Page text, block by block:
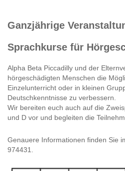
Ganzjährige
Sprachkurse für
Alpha Beta Piccadilly und der
hörgeschädigten Menschen die
Einzelunterricht oder in kleinen
Deutschkenntnisse zu verbessern.
Wir bereiten euch auch auf die
und D vor und begleiten die
Genauere Informationen finden Sie
974431.